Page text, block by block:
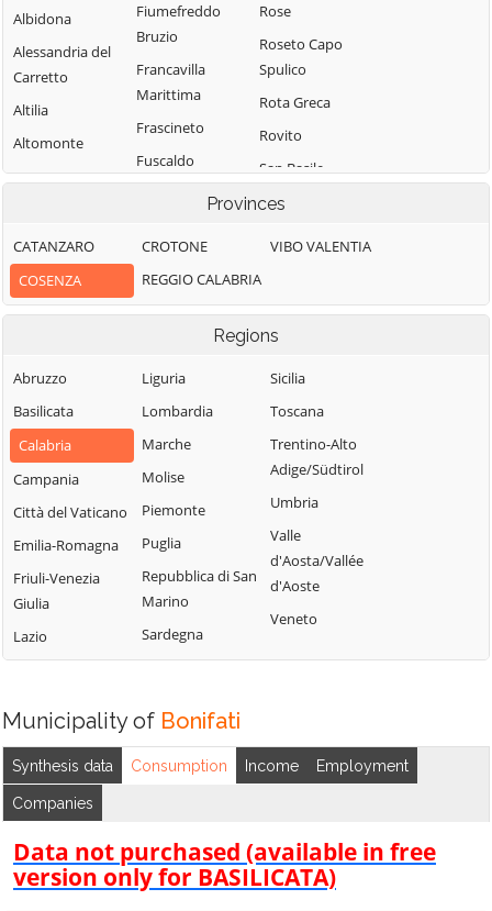
Albidona
Alessandria del
Carretto
Altilia
Altomonte
Amantea
Aprigliano
Belmonte
Calabro
Bianchi
Bisignano
Bocchigliero
Bonifati
Campana
Cariati
Carolei
Carpanzano
Casali del Manco
Cassano all'Ionio
Castiglione
Fiumefreddo
Bruzio
Francavilla
Marittima
Frascineto
Fuscaldo
Piemontese
Lago
Laino Castello
Lappano
Lattarico
Longobardi
Longobucco
Lungro
Luzzi
Mandatoriccio
Mangone
Principato
Marzi
Rose
Roseto Capo
Spulico
Rota Greca
Rovito
San Basile
San Benedetto
Albanese
San Demetrio
Corone
San Donato di
San Giorgio
Albanese
San Giovanni in
Fiore
San Lorenzo
Vallo
Argentano
San Nicola Arcella
San Pietro in
Provinces
CATANZARO
COSENZA
CROTONE
REGGIO CALABRIA
VIBO VALENTIA
Regions
Abruzzo
Basilicata
Calabria
Campania
Città del Vaticano
Emilia-Romagna
Friuli-Venezia
Giulia
Lazio
Liguria
Lombardia
Marche
Molise
Piemonte
Puglia
Repubblica di San
Marino
Sardegna
Sicilia
Toscana
Trentino-Alto
Adige/Südtirol
Umbria
Valle
d'Aosta/Vallée
d'Aoste
Veneto
Municipality of Bonifati
Synthesis data Consumption Income Employment
Companies
Data not purchased (available in free
version only for BASILICATA)